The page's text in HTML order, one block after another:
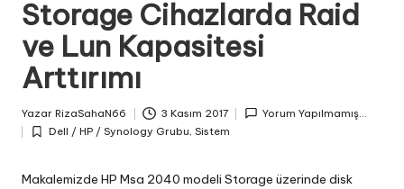
A
N
Storage Cihazlarda Raid
ve Lun Kapasitesi
Arttırımı
by
Yazar RizaSahaN66 3 Kasım 2017 Yorum Yapılmamış...
Posted
Dell / HP / Synology Grubu, Sistem
Makalemizde HP Msa 2040 modeli Storage üzerinde disk